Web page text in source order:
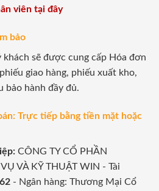
viên tại đây
bảo
khách sẽ được cung cấp Hóa đơn
giao hàng, phiếu xuất kho,
bảo hành đầy đủ.
Trực tiếp bằng tiền mặt hoặc
CÔNG TY CỔ PHẦN
VÀ KỸ THUẬT WIN - Tài
- Ngân hàng: Thương Mại Cổ